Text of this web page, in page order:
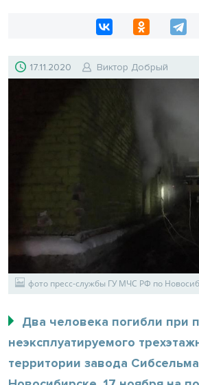
17.11.2020 Виктор Добрый
фото пресс-службы ГУ МЧС РФ по
Два человека погибли при
неэксплуатируемого
территории завода